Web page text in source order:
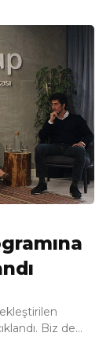
Biz de...